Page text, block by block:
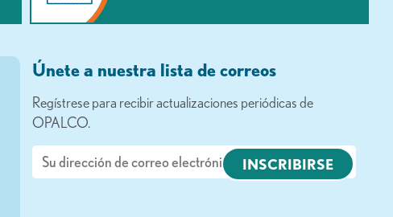
Únete a nuestra lista de correos
Regístrese para recibir actualizaciones periódicas de
OPALCO.
Correo
electrónico